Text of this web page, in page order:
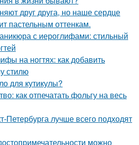
друг друга, но наше сердце
пастельным оттенкам.
с иероглифами: стильный
на ногтях: как добавить
стилю
для кутикулы?
как отпечатать фольгу на весь
Петербурга лучше всего подходят
можно